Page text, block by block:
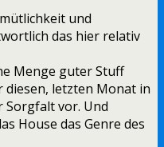
und
das hier relativ
Menge guter Stuff
diesen, letzten Monat in
Sorgfalt vor. Und
House das Genre des